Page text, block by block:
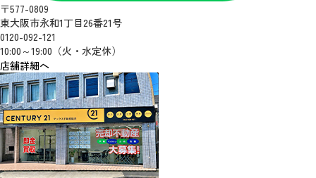
〒577-0809
東大阪市永和1丁目26番21号
0120-092-121
10:00～19:00（火・水定休）
店舗詳細へ